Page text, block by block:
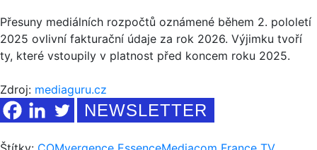
Přesuny mediálních rozpočtů oznámené během 2. pololetí
2025 ovlivní fakturační údaje za rok 2026. Výjimku tvoří
ty, které vstoupily v platnost před koncem roku 2025.
Zdroj: mediaguru.cz
NEWSLETTER